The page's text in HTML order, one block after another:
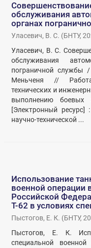
обслуживания
органах
Уласевич, В. С. (БНТУ,
Уласевич, В. С.
обслуживания
пограничной
Меньченя //
технических и
выполнению боевых
[Электронный ресурс]
научно-технической ...
Использование
военной
Российской
Т-62 в условиях
Пыстогов, Е. К. (БНТУ,
Пыстогов, Е. К.
специальной